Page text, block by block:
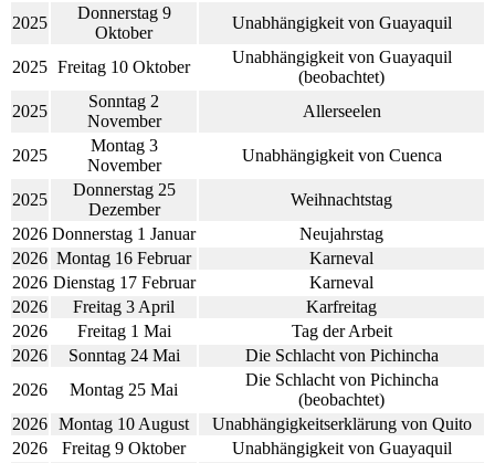
2025
Donnerstag 9
Oktober
Unabhängigkeit von Guayaquil
2025 Freitag 10 Oktober
Unabhängigkeit von Guayaquil
(beobachtet)
2025
Sonntag 2
November
Allerseelen
2025
Montag 3
November
Unabhängigkeit von Cuenca
2025
Donnerstag 25
Dezember
Weihnachtstag
2026 Donnerstag 1 Januar
Neujahrstag
2026 Montag 16 Februar
Karneval
2026 Dienstag 17 Februar
Karneval
2026
Freitag 3 April
Karfreitag
2026
Freitag 1 Mai
Tag der Arbeit
2026
Sonntag 24 Mai
Die Schlacht von Pichincha
2026
Montag 25 Mai
Die Schlacht von Pichincha
(beobachtet)
2026 Montag 10 August
Unabhängigkeitserklärung von Quito
2026
Freitag 9 Oktober
Unabhängigkeit von Guayaquil